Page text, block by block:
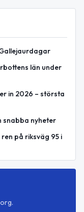
län under
in 2026 – största
snabba nyheter
på riksväg 95 i